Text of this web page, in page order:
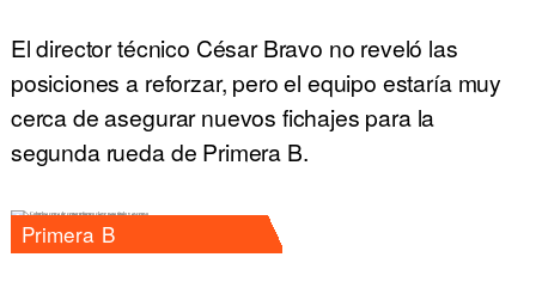
El director técnico César Bravo no reveló las
posiciones a reforzar, pero el equipo estaría muy
cerca de asegurar nuevos fichajes para la
segunda rueda de Primera B.
Primera B